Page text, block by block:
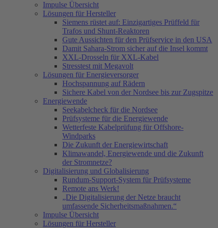
Impulse Übersicht
Lösungen für Hersteller
Siemens rüstet auf: Einzigartiges Prüffeld für
Trafos und Shunt-Reaktoren
Gute Aussichten für den Prüfservice in den USA
Damit Sahara-Strom sicher auf die Insel kommt
XXL-Drosseln für XXL-Kabel
Stresstest mit Megavolt
Lösungen für Energieversorger
Hochspannung auf Rädern
Sichere Kabel von der Nordsee bis zur Zugspitze
Energiewende
Seekabelcheck für die Nordsee
Prüfsysteme für die Energiewende
Wetterfeste Kabelprüfung für Offshore-
Windparks
Die Zukunft der Energiewirtschaft
Klimawandel, Energiewende und die Zukunft
der Stromnetze?
Digitalisierung und Globalisierung
Rundum-Support-System für Prüfsysteme
Remote ans Werk!
„Die Digitalisierung der Netze braucht
umfassende Sicherheitsmaßnahmen.“
Impulse Übersicht
Lösungen für Hersteller